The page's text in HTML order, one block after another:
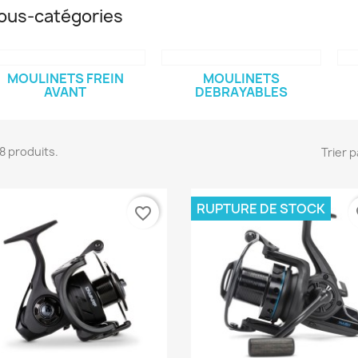
catégories
MOULINETS FREIN
AVANT
MOULINETS
DEBRAYABLES
produits. Trier
favorite_border RUPTURE DE STOCK